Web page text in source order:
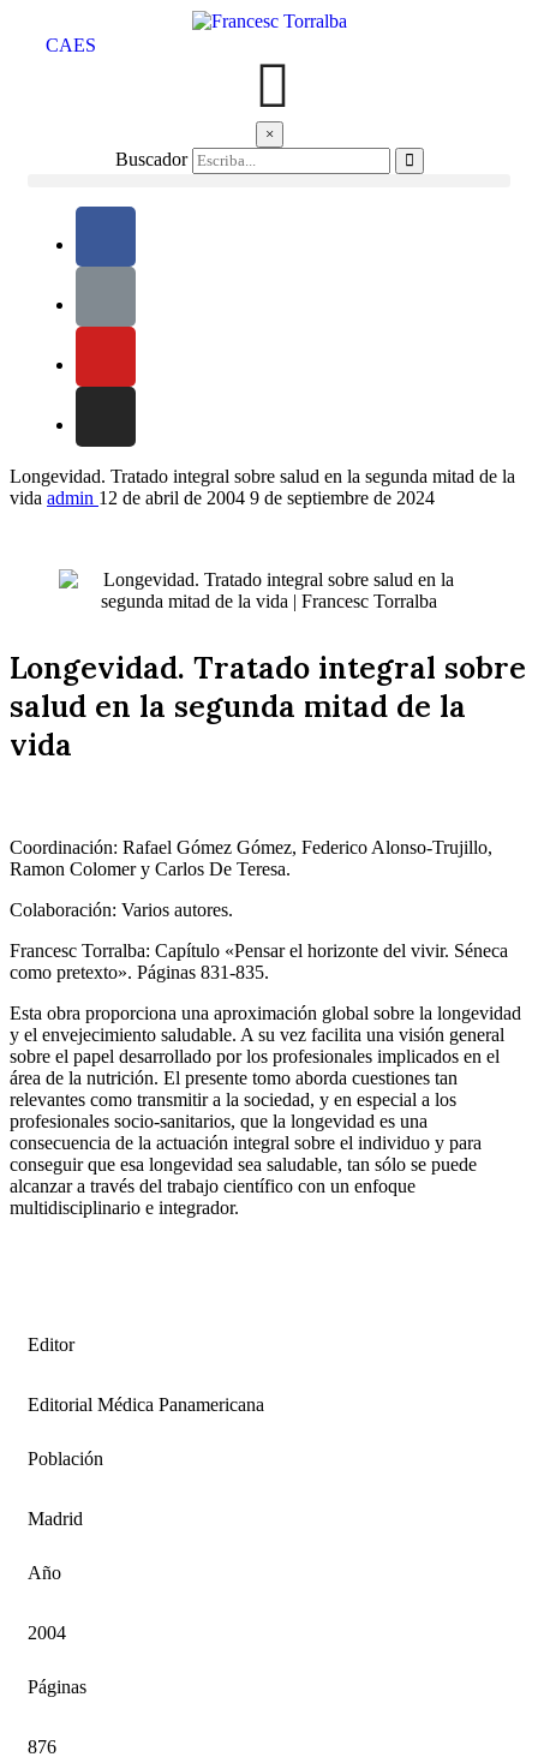
CAES
×
Buscador
Longevidad. Tratado integral sobre salud en la segunda mitad de la
vida admin 12 de abril de 2004 9 de septiembre de 2024
Longevidad. Tratado integral sobre
salud en la segunda mitad de la
vida
Coordinación: Rafael Gómez Gómez, Federico Alonso-Trujillo,
Ramon Colomer y Carlos De Teresa.
Colaboración: Varios autores.
Francesc Torralba: Capítulo «Pensar el horizonte del vivir. Séneca
como pretexto». Páginas 831-835.
Esta obra proporciona una aproximación global sobre la longevidad
y el envejecimiento saludable. A su vez facilita una visión general
sobre el papel desarrollado por los profesionales implicados en el
área de la nutrición. El presente tomo aborda cuestiones tan
relevantes como transmitir a la sociedad, y en especial a los
profesionales socio-sanitarios, que la longevidad es una
consecuencia de la actuación integral sobre el individuo y para
conseguir que esa longevidad sea saludable, tan sólo se puede
alcanzar a través del trabajo científico con un enfoque
multidisciplinario e integrador.
Editor
Editorial Médica Panamericana
Población
Madrid
Año
2004
Páginas
876